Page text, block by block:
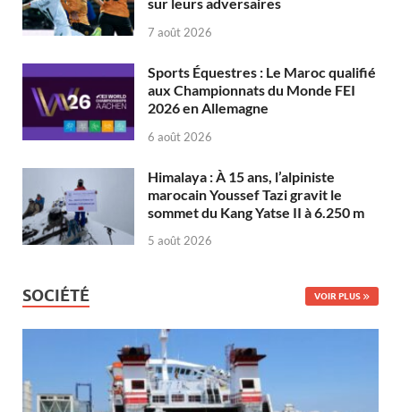
7 août 2026
Sports Équestres : Le Maroc qualifié
aux Championnats du Monde FEI
2026 en Allemagne
6 août 2026
Himalaya : À 15 ans, l’alpiniste
marocain Youssef Tazi gravit le
sommet du Kang Yatse II à 6.250 m
5 août 2026
SOCIÉTÉ VOIR PLUS